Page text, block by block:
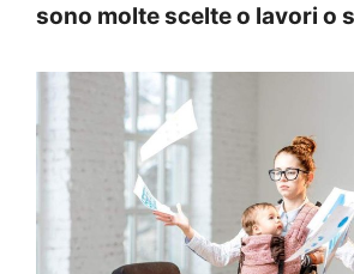
sono molte scelte o lavori o